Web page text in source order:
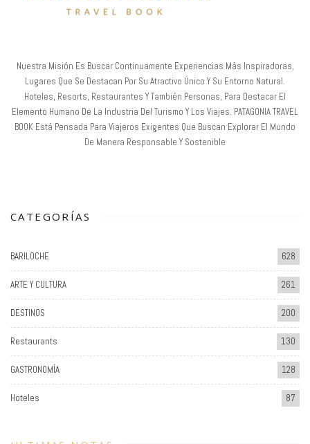
Nuestra Misión Es Buscar Continuamente Experiencias Más Inspiradoras,
Lugares Que Se Destacan Por Su Atractivo Único Y Su Entorno Natural.
Hoteles, Resorts, Restaurantes Y También Personas, Para Destacar El
Elemento Humano De La Industria Del Turismo Y Los Viajes. PATAGONIA TRAVEL
BOOK Está Pensada Para Viajeros Exigentes Que Buscan Explorar El Mundo
De Manera Responsable Y Sostenible
CATEGORÍAS
BARILOCHE 628
ARTE Y CULTURA 261
DESTINOS 200
Restaurants 130
GASTRONOMÍA 128
Hoteles 87